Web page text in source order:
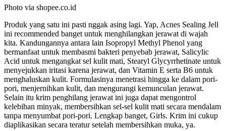
Photo via shopee.co.id
Produk yang satu ini pasti nggak asing lagi. Yap, Acnes Sealing Jell
ini recommended banget untuk menghilangkan jerawat di wajah
kita. Kandungannya antara lain Isopropyl Methyl Phenol yang
bermanfaat untuk membasmi bakteri penyebab jerawat, Salicylic
Acid untuk mengangkat sel kulit mati, Stearyl Glycyrrhetinate untuk
menyejukkan iritasi karena jerawat, dan Vitamin E serta B6 untuk
menghaluskan kulit. Formulasinya menetrasi hingga ke dalam pori-
pori, menjernihkan kulit, dan mengurangi kemunculan jerawat.
Selain itu krim penghilang jerawat ini juga dapat mengontrol
kelebihan minyak, membersihkan sel-sel kulit mati secara mendalam
tanpa menyumbat pori-pori. Lengkap banget, Girls. Krim ini cukup
diaplikasikan secara teratur setelah membersihkan muka, ya.